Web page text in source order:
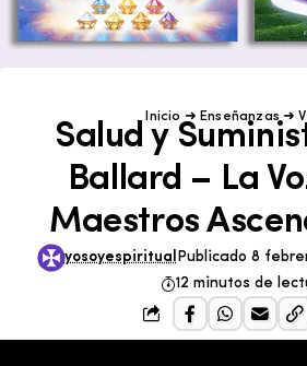
Inicio ➜ Enseñanzas ➜
Salud y
Ballard – La
Maestros
yosoyespiritual Publicado 8
12 minutos de